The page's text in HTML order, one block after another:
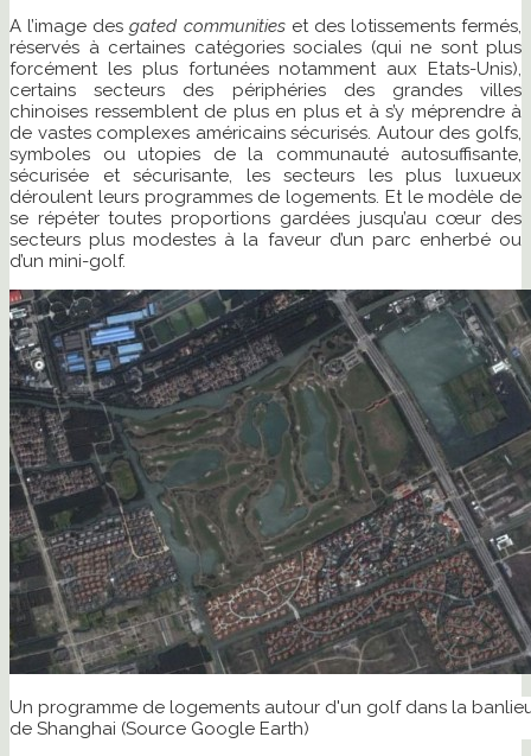
A l’image desgated communitieset des lotissements fermés,
réservés à certaines catégories sociales (qui ne sont plus
forcément les plus fortunées notamment aux Etats-Unis),
certains secteurs des périphéries des grandes villes
chinoises ressemblent de plus en plus et à s’y méprendre à
de vastes complexes américains sécurisés. Autour des golfs,
symboles ou utopies de la communauté autosuffisante,
sécurisée et sécurisante, les secteurs les plus luxueux
déroulent leurs programmes de logements. Et le modèle de
se répéter toutes proportions gardées jusqu’au cœur des
secteurs plus modestes à la faveur d’un parc enherbé ou
d’un mini-golf.
Un programme de logements autour d'un golf dans la
de Shanghai (Source Google Earth)